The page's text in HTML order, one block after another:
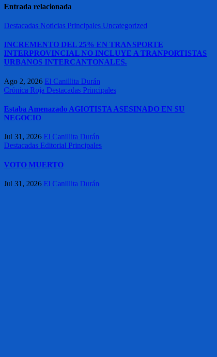
Entrada relacionada
Destacadas Noticias Principales Uncategorized
INCREMENTO DEL 25% EN TRANSPORTE
INTERPROVINCIAL NO INCLUYE A TRANPORTISTAS
URBANOS INTERCANTONALES.
Ago 2, 2026 El Canillita Durán
Crónica Roja Destacadas Principales
Estaba Amenazado AGIOTISTA ASESINADO EN SU
NEGOCIO
Jul 31, 2026 El Canillita Durán
Destacadas Editorial Principales
VOTO MUERTO
Jul 31, 2026 El Canillita Durán